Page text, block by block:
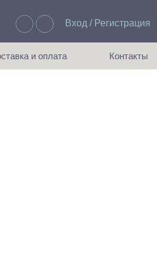
Вход / Регистрация
и оплата Контакты